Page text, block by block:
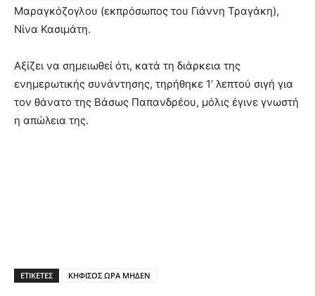
Μαραγκόζογλου (εκπρόσωπος του Γιάννη Τραγάκη),
Νίνα Κασιμάτη.
Αξίζει να σημειωθεί ότι, κατά τη διάρκεια της
ενημερωτικής συνάντησης, τηρήθηκε 1’ λεπτού σιγή για
τον θάνατο της Βάσως Παπανδρέου, μόλις έγινε γνωστή
η απώλεια της.
ΕΤΙΚΕΤΕΣ ΚΗΦΙΣΟΣ ΩΡΑ ΜΗΔΕΝ